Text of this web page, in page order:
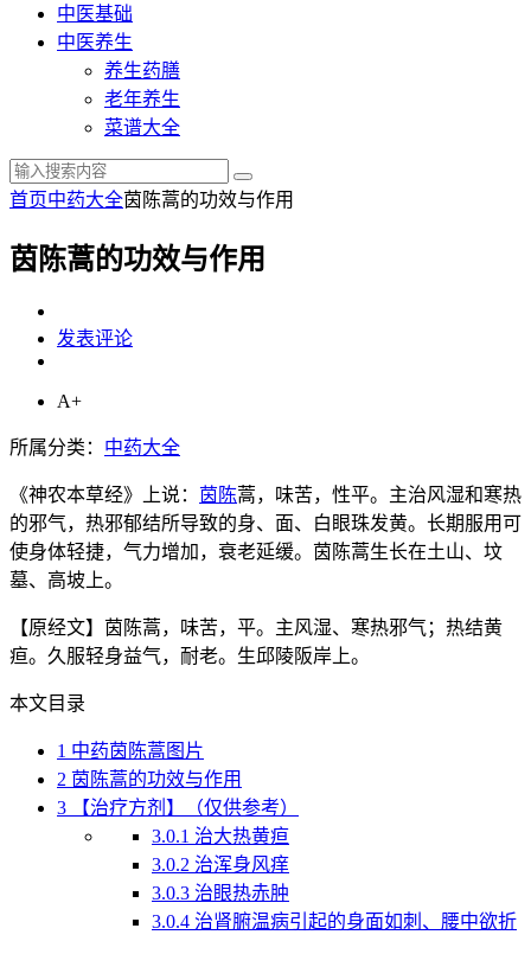
中医基础
中医养生
养生药膳
老年养生
菜谱大全
首页中药大全茵陈蒿的功效与作用
茵陈蒿的功效与作用
发表评论
A+
所属分类： 中药大全
《神农本草经》上说： 茵陈蒿，味苦，性平。主治风湿和寒热
的邪气，热邪郁结所导致的身、面、白眼珠发黄。长期服用可
使身体轻捷，气力增加，衰老延缓。茵陈蒿生长在土山、坟
墓、高坡上。
【原经文】茵陈蒿，味苦，平。主风湿、寒热邪气；热结黄
疸。久服轻身益气，耐老。生邱陵阪岸上。
本文目录
1 中药茵陈蒿图片
2 茵陈蒿的功效与作用
3 【治疗方剂】（仅供参考）
3.0.1 治大热黄疸
3.0.2 治浑身风痒
3.0.3 治眼热赤肿
3.0.4 治肾腑温病引起的身面如刺、腰中欲折